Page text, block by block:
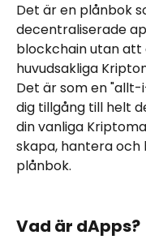
Det är en plånbok
decentraliserade
blockchain utan att
huvudsakliga
Det är som en
dig tillgång till helt
din vanliga
skapa, hantera
plånbok.
Vad är dApps?